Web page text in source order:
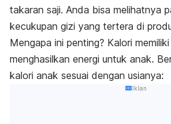
takaran saji. Anda bisa melihatnya
kecukupan gizi yang tertera di
Mengapa ini penting? Kalori
menghasilkan energi untuk anak.
kalori anak sesuai dengan usianya:
Iklan